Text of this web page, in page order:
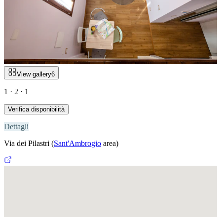
View gallery6
1 · 2 · 1
Verifica disponibilità
Dettagli
Via dei Pilastri (Sant'Ambrogio area)